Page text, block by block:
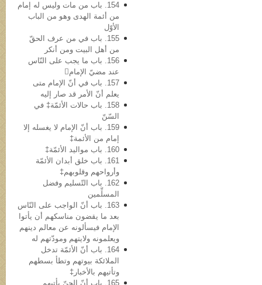
154. باب من مات ولیس له إمام
من أئمة الهدی وهو من الباب
الأوّل
155. باب في من عرف الحقّ
من أهل البیت ومن أنکر
156. باب ما یجب على النّاس
عند مضيّ الإمام
157. باب في أنّ الإمام متی
یعلم أنّ الأمر قد صار إلیه
158. باب حالات الأئمّة‡ في
السّنّ
159. باب أنّ الإمام لا یغسله إلا
إمام من الأئمة‡
160. باب موالید الأئمّة‡
161. باب خلق أبدان الأئمّة
وأرواحهم وقلوبهم‡
162. باب التّسلیم وفضل
المسلِّمین
163. باب أنّ الواجب علی النّاس
بعد ما یقضون مناسکهم أن یأتوا
الإمام فیسألونه عن معالم دینهم
ویعلمونه ولایتهم ومودّتهم له
164. باب أنّ الأئمّة تدخل
الملائکة بیوتهم وتطأ بسطهم
وتأتیهم بالأخبار‡
165. باب أنّ الجنّ یأتیهم